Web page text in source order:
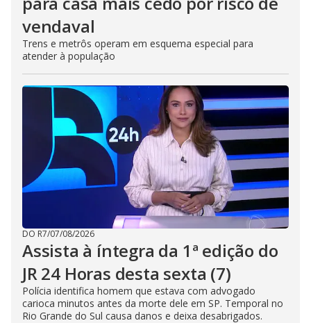
vendaval
Trens e metrôs operam em esquema especial para
atender à população
DO R7/07/08/2026
Assista à íntegra da 1ª edição do
JR 24 Horas desta sexta (7)
Polícia identifica homem que estava com advogado
carioca minutos antes da morte dele em SP. Temporal no
Rio Grande do Sul causa danos e deixa desabrigados.